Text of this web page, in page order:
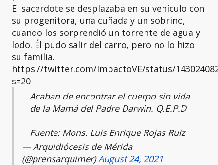
El sacerdote se desplazaba en su vehículo con
su progenitora, una cuñada y un sobrino,
cuando los sorprendió un torrente de agua y
lodo. Él pudo salir del carro, pero no lo hizo
su familia.
https://twitter.com/ImpactoVE/status/
s=20
Acaban de encontrar el cuerpo sin vida
de la Mamá del Padre Darwin. Q.E.P.D
Fuente: Mons. Luis Enrique Rojas Ruiz
— Arquidiócesis de Mérida
(@prensarquimer)August 24, 2021